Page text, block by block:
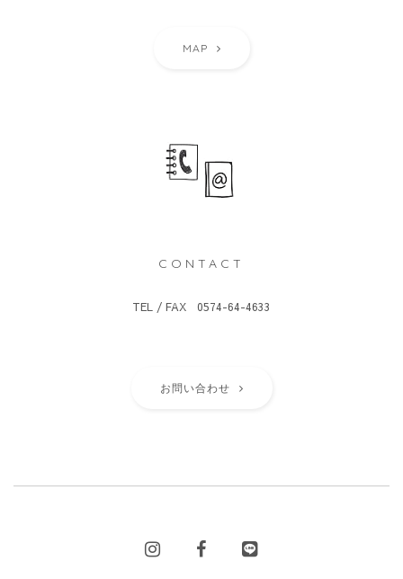
MAP
CONTACT
TEL / FAX 0574-64-4633
お問い合わせ